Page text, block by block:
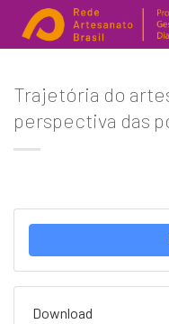
for:
Trajetória do
perspectiva das
Download